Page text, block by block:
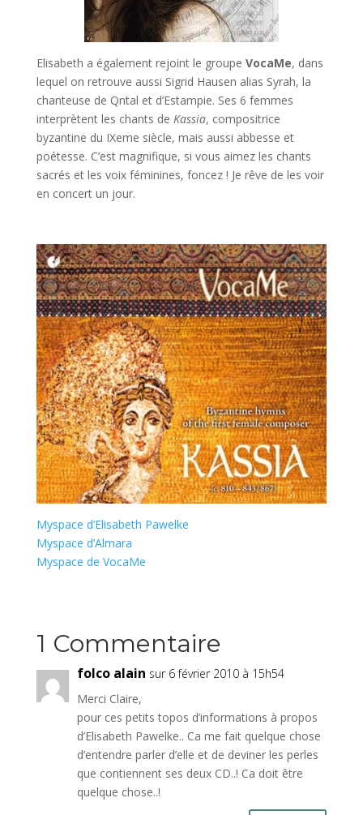
Elisabeth a également rejoint le groupe VocaMe, dans
lequel on retrouve aussi Sigrid Hausen alias Syrah, la
chanteuse de Qntal et d’Estampie. Ses 6 femmes
interprètent les chants de Kassia, compositrice
byzantine du IXeme siècle, mais aussi abbesse et
poétesse. C’est magnifique, si vous aimez les chants
sacrés et les voix féminines, foncez ! Je rêve de les voir
en concert un jour.
Myspace d’Elisabeth Pawelke
Myspace d’Almara
Myspace de VocaMe
1 Commentaire
folco alain sur 6 février 2010 à 15h54
Merci Claire,
pour ces petits topos d’informations à propos
d’Elisabeth Pawelke.. Ca me fait quelque chose
d’entendre parler d’elle et de deviner les perles
que contiennent ses deux CD..! Ca doit être
quelque chose..!